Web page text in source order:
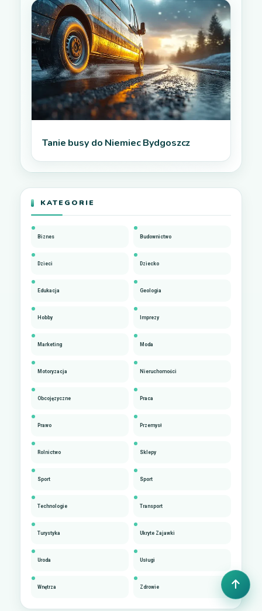
Tanie busy do Niemiec Bydgoszcz
KATEGORIE
Biznes Budownictwo
Dzieci Dziecko
Edukacja Geologia
Hobby Imprezy
Marketing Moda
Motoryzacja Nieruchomości
Obcojęzyczne Praca
Prawo Przemysł
Rolnictwo Sklepy
Sport Sport
Technologie Transport
Turystyka Ukryte Zajawki
Uroda Usługi
Wnętrza Zdrowie